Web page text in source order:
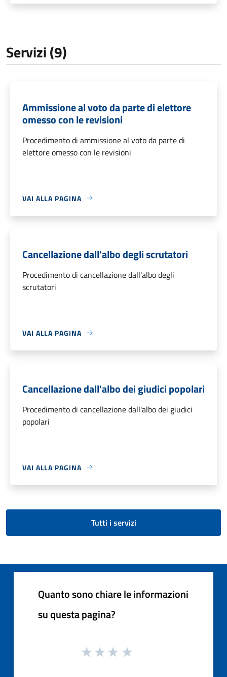
Servizi (9)
Ammissione al voto da parte di elettore
omesso con le revisioni
Procedimento di ammissione al voto da parte di
elettore omesso con le revisioni
VAI ALLA PAGINA
Cancellazione dall'albo degli scrutatori
Procedimento di cancellazione dall'albo degli
scrutatori
VAI ALLA PAGINA
Cancellazione dall'albo dei giudici popolari
Procedimento di cancellazione dall'albo dei giudici
popolari
VAI ALLA PAGINA
Tutti i servizi
Quanto sono chiare le informazioni
su questa pagina?